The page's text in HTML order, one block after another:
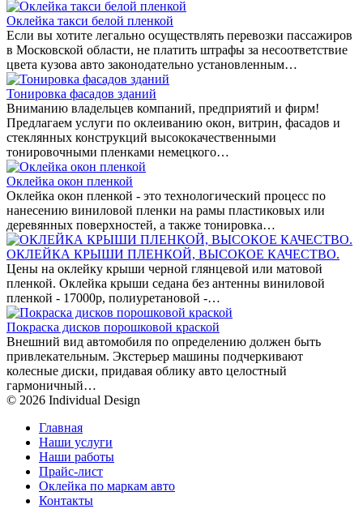
Оклейка такси белой пленкой
Если вы хотите легально осуществлять перевозки пассажиров
в Московской области, не платить штрафы за несоответствие
цвета кузова авто законодательно установленным…
Тонировка фасадов зданий
Вниманию владельцев компаний, предприятий и фирм!
Предлагаем услуги по оклеиванию окон, витрин, фасадов и
стеклянных конструкций высококачественными
тонировочными пленками немецкого…
Оклейка окон пленкой
Оклейка окон пленкой - это технологический процесс по
нанесению виниловой пленки на рамы пластиковых или
деревянных поверхностей, а также тонировка…
ОКЛЕЙКА КРЫШИ ПЛЕНКОЙ, ВЫСОКОЕ КАЧЕСТВО.
Цены на оклейку крыши черной глянцевой или матовой
пленкой. Оклейка крыши седана без антенны виниловой
пленкой - 17000р, полиуретановой -…
Покраска дисков порошковой краской
Внешний вид автомобиля по определению должен быть
привлекательным. Экстерьер машины подчеркивают
колесные диски, придавая облику авто целостный
гармоничный…
© 2026 Individual Design
Главная
Наши услуги
Наши работы
Прайс-лист
Оклейка по маркам авто
Контакты